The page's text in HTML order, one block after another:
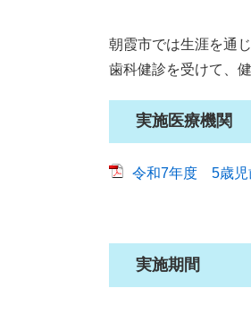
朝霞市では生涯を通
歯科健診を受けて、
実施医療機関
令和7年度 5歳児
実施期間